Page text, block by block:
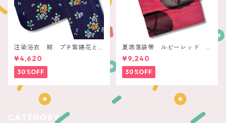
注染浴衣 紺 プチ紫陽花と
蝶々
¥4,620
30%OFF
夏洒落袋帯 ルビーレッド
モダン朝顔
¥9,240
30%OFF
CATEGORY